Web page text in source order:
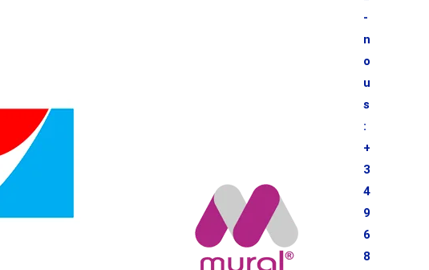
-
n
o
u
s
:
+
3
4
9
6
8